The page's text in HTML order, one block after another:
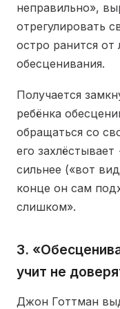
неправильно»,
отрегулировать
остро ранится от
обесценивания.
Получается
ребёнка
обращаться со
его
сильнее («вот
конце он сам
слишком».
3.
учит не
Джон Готтман